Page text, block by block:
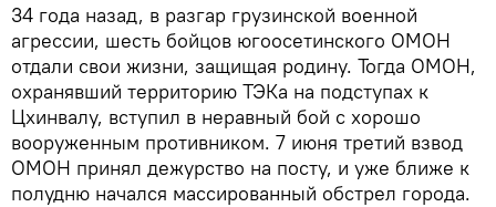
34 года назад, в разгар грузинской военной
агрессии, шесть бойцов югоосетинского ОМОН
отдали свои жизни, защищая родину. Тогда ОМОН,
охранявший территорию ТЭКа на подступах к
Цхинвалу, вступил в неравный бой с хорошо
вооруженным противником. 7 июня третий взвод
ОМОН принял дежурство на посту, и уже ближе к
полудню начался массированный обстрел города.